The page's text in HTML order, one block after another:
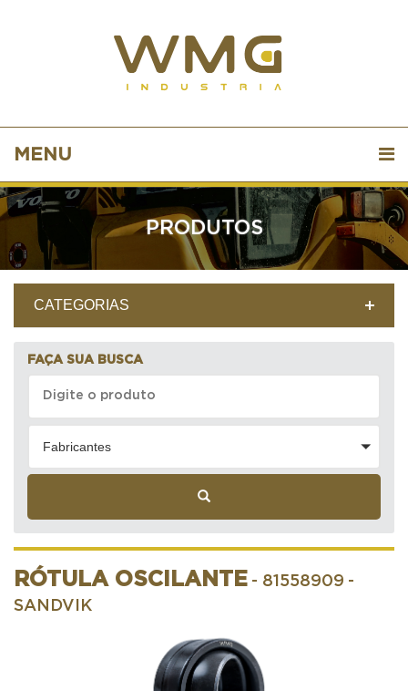
MENU
PRODUTOS
CATEGORIAS
FAÇA SUA BUSCA
Fabricantes
RÓTULA OSCILANTE - 81558909 -
SANDVIK